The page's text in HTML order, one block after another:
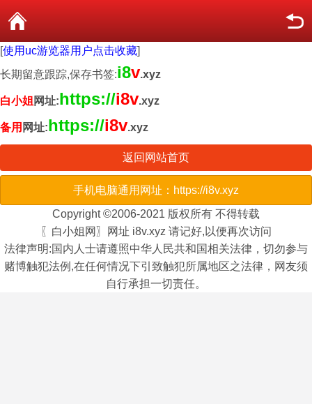
[使用uc游览器用户点击收藏]
长期留意跟踪,保存书签:i8v.xyz
白小姐 网址:https://i8v.xyz
备用 网址:https://i8v.xyz
返回网站首页
手机电脑通用网址：https://i8v.xyz
Copyright ©2006-2021 版权所有 不得转载
〖白小姐网〗网址 i8v.xyz 请记好,以便再次访问
法律声明:国内人士请遵照中华人民共和国相关法律，切勿参与
赌博触犯法例,在任何情况下引致触犯所属地区之法律，网友须
自行承担一切责任。